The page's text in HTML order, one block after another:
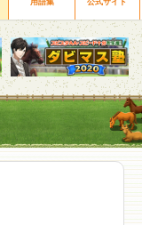
用語集 公式サイト